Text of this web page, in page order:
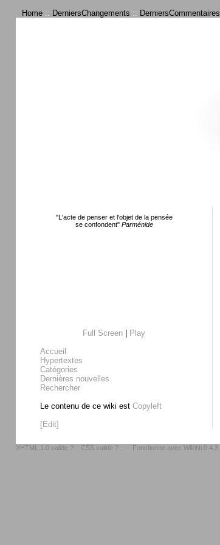
Home :: DerniersChangements :: DerniersCommentaires
"L'acte de penser et l'objet de la pensée
se confondent"Parménide
Full Screen
Play
Accueil
Hypertextes
Catégories
Dernières nouvelles
Rechercher
Le contenu de ce wiki est Copyleft
[Edit]
XHTML 1.0 valide ? :: CSS valide ? :: -- Fonctionne avec WikiNi 0.4.3